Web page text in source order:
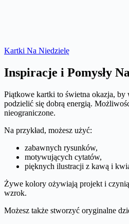
Kartki Na Niedzielę
Inspiracje i Pomysły
Piątkowe kartki to świetna okazja, by
podzielić się dobrą energią.
nieograniczone.
Na przykład, możesz użyć:
zabawnych rysunków,
motywujących cytatów,
pięknych ilustracji z kawą i
Żywe kolory ożywiają projekt i
wzrok.
Możesz także stworzyć oryginalne